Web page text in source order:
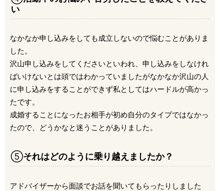
い
なかなか申し込みをしても成立しないので悩むことがありま
した。
沢山申し込みをしてくださいといわれ、申し込みをしなけれ
ばいけないとは頭ではわかっていましたがなかなか沢山の人
に申し込みをすることができず私としてはハードルが高かっ
たです。
成婚することになったお相手が初め自分のタイプではなかっ
たので、どうかなと迷うことがありました。
⑤それはどのように乗り越えましたか？
アドバイザーから面談でお話を聞いてもらったりしました